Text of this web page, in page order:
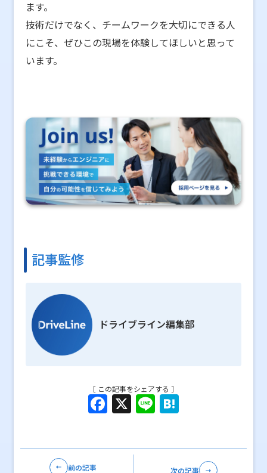
ます。
技術だけでなく、チームワークを大切にできる人
にこそ、ぜひこの現場を体験してほしいと思って
います。
記事監修
ドライブライン編集部
［ この記事をシェアする ］
F
c
X Li
e e
n
前の記事 次の記事